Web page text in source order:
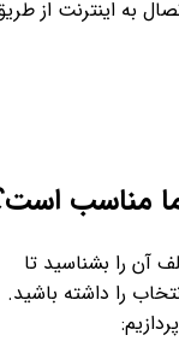
به اینترنت از
مناسب
آن را بشناسید تا
را داشته باشید.